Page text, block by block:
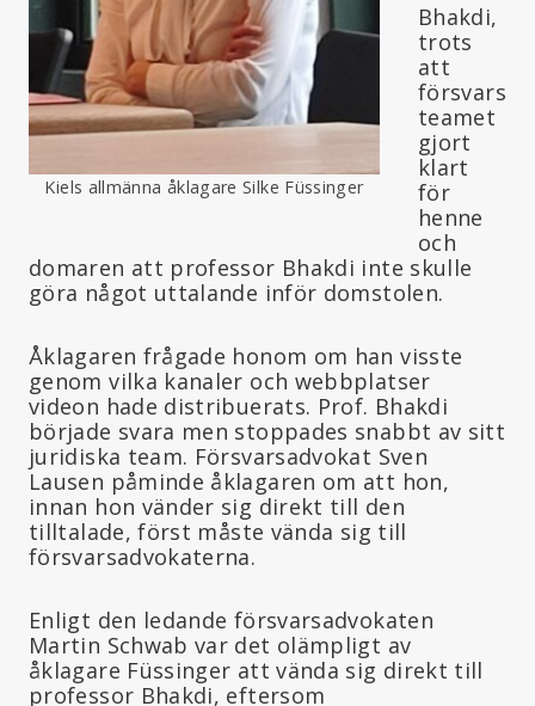
Kiels allmänna åklagare Silke Füssinger
Bhakdi,
trots
att
försvars
teamet
gjort
klart
för
henne
och
domaren att professor Bhakdi inte skulle
göra något uttalande inför domstolen.
Åklagaren frågade honom om han visste
genom vilka kanaler och webbplatser
videon hade distribuerats. Prof. Bhakdi
började svara men stoppades snabbt av sitt
juridiska team. Försvarsadvokat Sven
Lausen påminde åklagaren om att hon,
innan hon vänder sig direkt till den
tilltalade, först måste vända sig till
försvarsadvokaterna.
Enligt den ledande försvarsadvokaten
Martin Schwab var det olämpligt av
åklagare Füssinger att vända sig direkt till
professor Bhakdi, eftersom